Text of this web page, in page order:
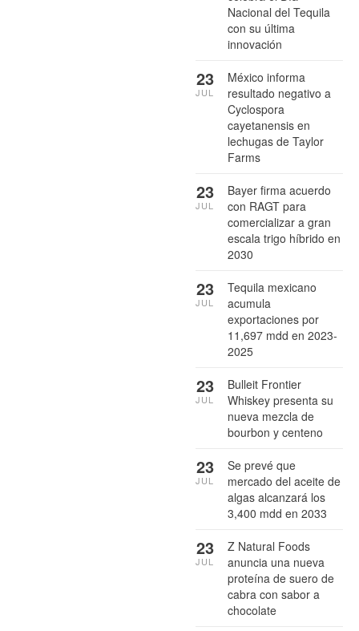
Nacional del Tequila
con su última
innovación
México informa
resultado negativo a
Cyclospora
cayetanensis en
lechugas de Taylor
Farms
23
JUL
Bayer firma acuerdo
con RAGT para
comercializar a gran
escala trigo híbrido en
2030
23
JUL
Tequila mexicano
acumula
exportaciones por
11,697 mdd en 2023-
2025
23
JUL
Bulleit Frontier
Whiskey presenta su
nueva mezcla de
bourbon y centeno
23
JUL
Se prevé que
mercado del aceite de
algas alcanzará los
3,400 mdd en 2033
23
JUL
Z Natural Foods
anuncia una nueva
proteína de suero de
cabra con sabor a
chocolate
23
JUL